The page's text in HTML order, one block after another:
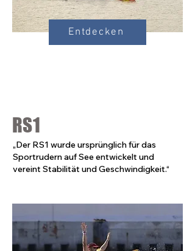
Entdecken
RS1
„Der RS1 wurde ursprünglich für das
Sportrudern auf See entwickelt und
vereint Stabilität und Geschwindigkeit.“